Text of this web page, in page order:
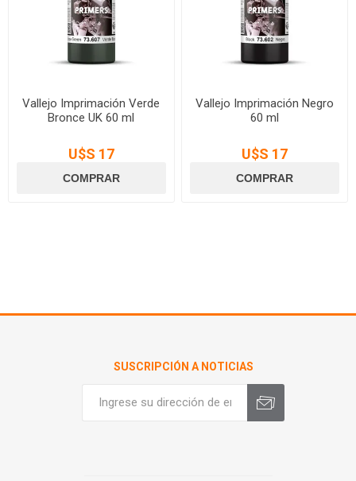
Vallejo Imprimación Verde
Bronce UK 60 ml
U$S 17
Vallejo Imprimación Negro
60 ml
U$S 17
SUSCRIPCIÓN A NOTICIAS